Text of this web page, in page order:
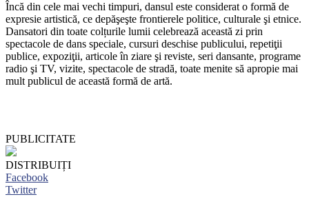
Încă din cele mai vechi timpuri, dansul este considerat o formă de
expresie artistică, ce depăşeşte frontierele politice, culturale şi etnice.
Dansatori din toate colțurile lumii celebrează această zi prin
spectacole de dans speciale, cursuri deschise publicului, repetiţii
publice, expoziţii, articole în ziare şi reviste, seri dansante, programe
radio şi TV, vizite, spectacole de stradă, toate menite să apropie mai
mult publicul de această formă de artă.
PUBLICITATE
DISTRIBUIȚI
Facebook
Twitter